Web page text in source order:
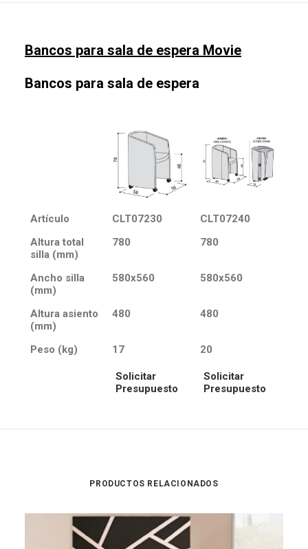
Bancos para sala de espera Movie
Bancos para sala de espera
Artículo CLT07230
CLT07240
Altura total
silla (mm)
780 780
Ancho silla
(mm)
580x560 580x560
Altura asiento
(mm)
480 480
Peso (kg) 17 20
Solicitar
Presupuesto
Solicitar
Presupuesto
PRODUCTOS RELACIONADOS